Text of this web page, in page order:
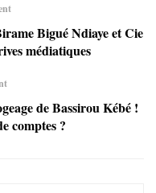
Bigué Ndiaye et Cie
médiatiques
de Bassirou Kébé !
comptes ?